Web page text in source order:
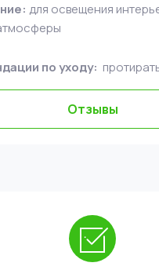
для освещения
по уходу:
Отзывы